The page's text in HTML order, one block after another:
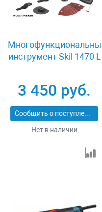
Многофункциональный
инструмент Skil 1470 LJ
3 450 руб.
Сообщить о поступлении
Нет в наличии